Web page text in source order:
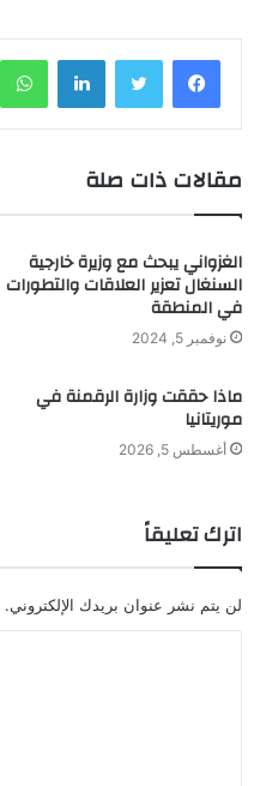
لينكدإن
مقالات ذات صلة
الغزواني يبحث مع وزيرة خارجية
السنغال تعزير العلاقات والتطورات
في المنطقة
نوفمبر 5, 2024
ماذا حققت وزارة الرقمنة في
موريتانيا
أغسطس 5, 2026
اترك تعليقاً
لن يتم نشر عنوان بريدك الإلكتروني.